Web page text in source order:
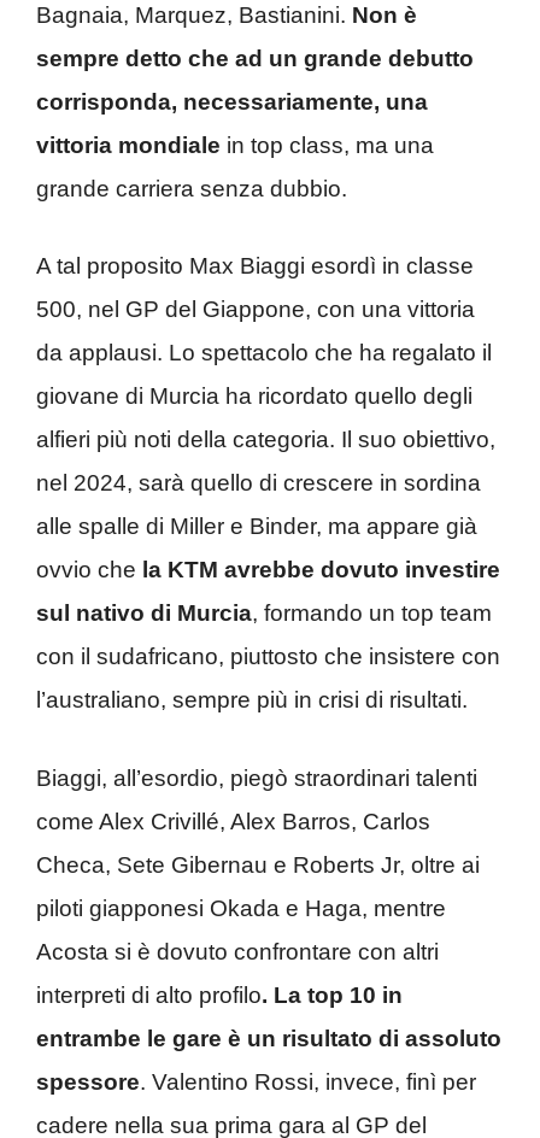
Bagnaia, Marquez, Bastianini. Non è
sempre detto che ad un grande debutto
corrisponda, necessariamente, una
vittoria mondiale in top class, ma una
grande carriera senza dubbio.
A tal proposito Max Biaggi esordì in classe
500, nel GP del Giappone, con una vittoria
da applausi. Lo spettacolo che ha regalato il
giovane di Murcia ha ricordato quello degli
alfieri più noti della categoria. Il suo obiettivo,
nel 2024, sarà quello di crescere in sordina
alle spalle di Miller e Binder, ma appare già
ovvio che la KTM avrebbe dovuto investire
sul nativo di Murcia, formando un top team
con il sudafricano, piuttosto che insistere con
l’australiano, sempre più in crisi di risultati.
Biaggi, all’esordio, piegò straordinari talenti
come Alex Crivillé, Alex Barros, Carlos
Checa, Sete Gibernau e Roberts Jr, oltre ai
piloti giapponesi Okada e Haga, mentre
Acosta si è dovuto confrontare con altri
interpreti di alto profilo. La top 10 in
entrambe le gare è un risultato di assoluto
spessore. Valentino Rossi, invece, finì per
cadere nella sua prima gara al GP del